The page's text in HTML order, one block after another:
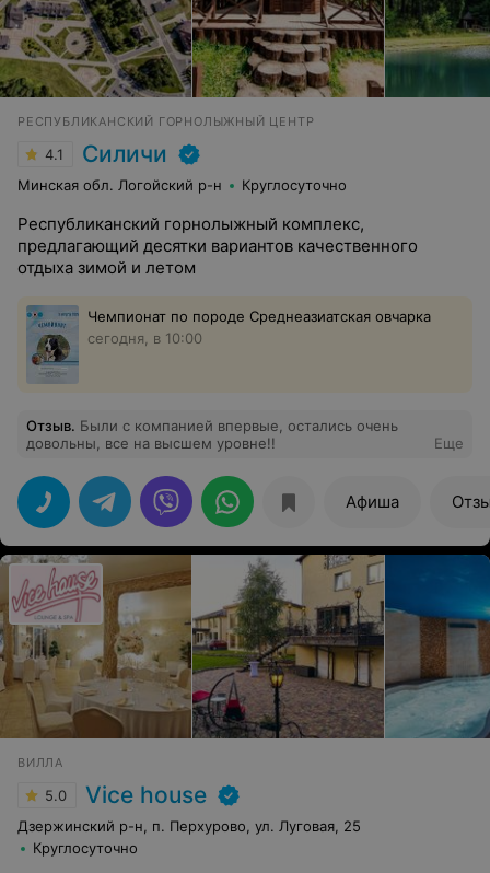
РЕСПУБЛИКАНСКИЙ ГОРНОЛЫЖНЫЙ ЦЕНТР
4.1 Силичи
Минская обл. Логойский р-н Круглосуточно
Республиканский горнолыжный комплекс,
предлагающий десятки вариантов качественного
отдыха зимой и летом
Чемпионат по породе Среднеазиатская овчарка
сегодня, в 10:00
Отзыв. Были с компанией впервые, остались очень
довольны, все на высшем уровне!!
Еще
Афиша
ВИЛЛА
5.0 Vice house
Дзержинский р-н, п. Перхурово, ул. Луговая, 25
Круглосуточно